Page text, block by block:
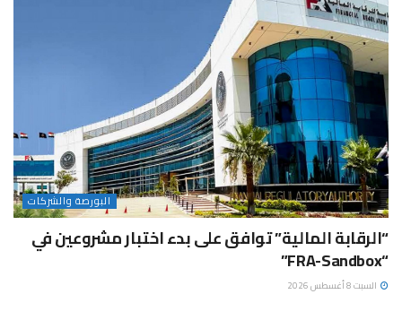
البورصة والشركات
“الرقابة المالية” توافق على بدء اختبار مشروعين في
“FRA-Sandbox”
السبت 8 أغسطس 2026